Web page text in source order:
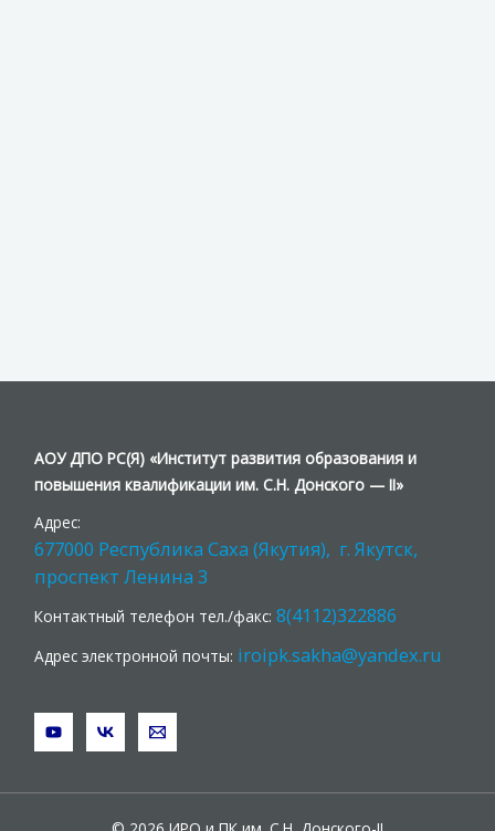
АОУ ДПО РС(Я) «Институт развития образования и
повышения квалификации им. С.Н. Донского — II»
Адрес:
677000 Республика Саха (Якутия), г. Якутск,
проспект Ленина 3
Контактный телефон тел./факс:8(4112)322886
Адрес электронной почты: iroipk.sakha@yandex.ru